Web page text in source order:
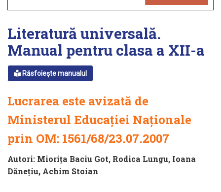
Literatură universală.
Manual pentru clasa a XII-a
Răsfoiește manualul
Lucrarea este avizată de
Ministerul Educației Naționale
prin OM: 1561/68/23.07.2007
Autori: Miorița Baciu Got, Rodica Lungu, Ioana
Dăneţiu, Achim Stoian